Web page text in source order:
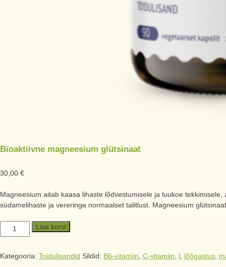
Bioaktiivne magneesium glütsinaat
30,00 €
Magneesium aitab kaasa lihaste lõdvestumisele ja luukoe
südamelihaste ja vereringe normaalset talitlust. Magneesium
Lisa korvi
Kategooria: Toidulisandid Sildid: B6-vitamiin C-vitamiin l lõõgastus